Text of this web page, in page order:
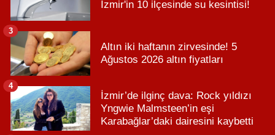
İzmir'in 10 ilçesinde su kesintisi!
Altın iki haftanın zirvesinde! 5
Ağustos 2026 altın fiyatları
3
İzmir’de ilginç dava: Rock yıldızı
Yngwie Malmsteen’in eşi
Karabağlar’daki dairesini kaybetti
4